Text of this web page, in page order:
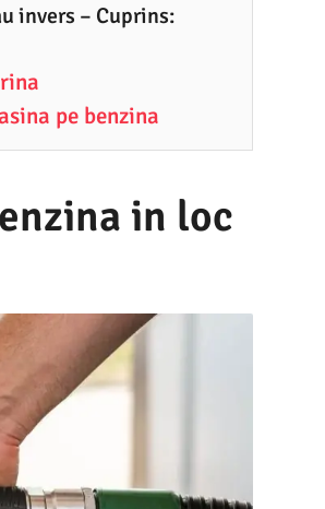
invers – Cuprins:
pe benzina
in loc